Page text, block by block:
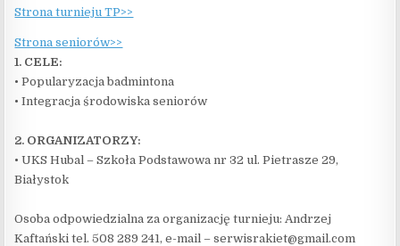
Strona turnieju TP>>
Strona seniorów>>
1. CELE:
• Popularyzacja badmintona
• Integracja środowiska seniorów
2. ORGANIZATORZY:
• UKS Hubal – Szkoła Podstawowa nr 32 ul. Pietrasze 29,
Białystok
Osoba odpowiedzialna za organizację turnieju: Andrzej
Kaftański tel. 508 289 241, e-mail – serwisrakiet@gmail.com